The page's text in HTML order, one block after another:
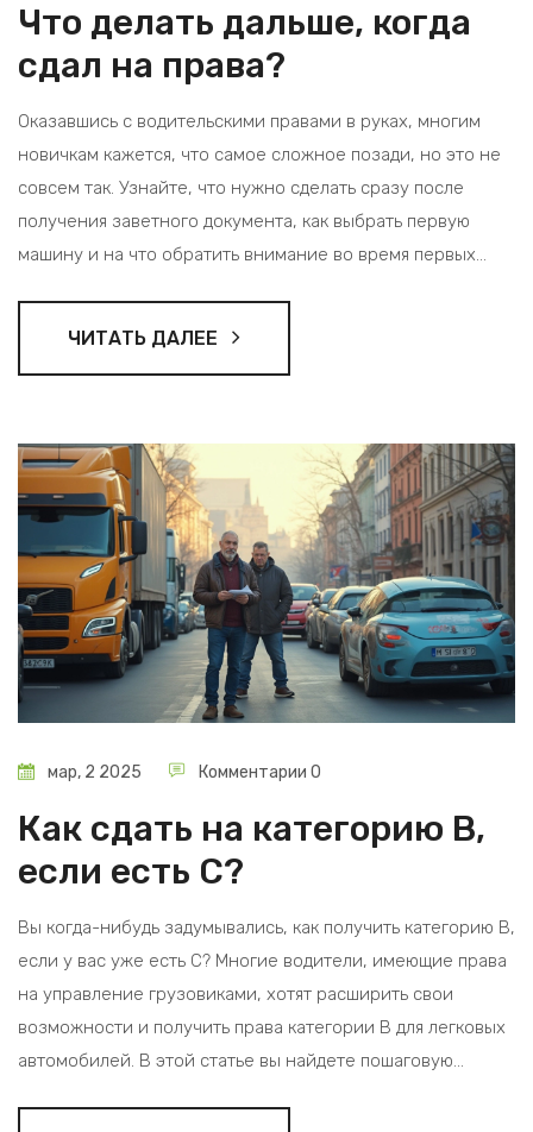
Что делать дальше, когда
сдал на права?
Оказавшись с водительскими правами в руках, многим
новичкам кажется, что самое сложное позади, но это не
совсем так. Узнайте, что нужно сделать сразу после
получения заветного документа, как выбрать первую
машину и на что обратить внимание во время первых
ЧИТАТЬ ДАЛЕЕ
мар, 2 2025 Комментарии 0
Как сдать на категорию B,
если есть C?
Вы когда-нибудь задумывались, как получить категорию В,
если у вас уже есть С? Многие водители, имеющие права
на управление грузовиками, хотят расширить свои
возможности и получить права категории В для легковых
автомобилей. В этой статье вы найдете пошаговую